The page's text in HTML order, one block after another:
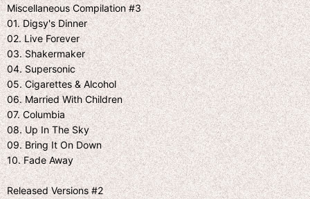
Miscellaneous Compilation #3
01. Digsy's Dinner
02. Live Forever
03. Shakermaker
04. Supersonic
05. Cigarettes & Alcohol
06. Married With Children
07. Columbia
08. Up In The Sky
09. Bring It On Down
10. Fade Away
Released Versions #2